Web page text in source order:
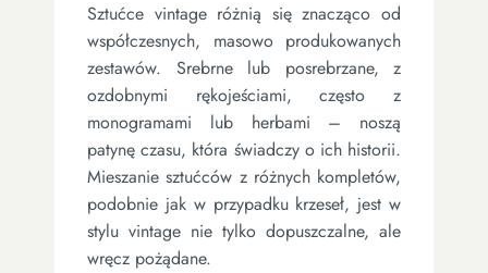
Sztućce vintage różnią się znacząco od
współczesnych, masowo produkowanych
zestawów. Srebrne lub posrebrzane, z
ozdobnymi rękojeściami, często z
monogramami lub herbami – noszą
patynę czasu, która świadczy o ich historii.
Mieszanie sztućców z różnych kompletów,
podobnie jak w przypadku krzeseł, jest w
stylu vintage nie tylko dopuszczalne, ale
wręcz pożądane.